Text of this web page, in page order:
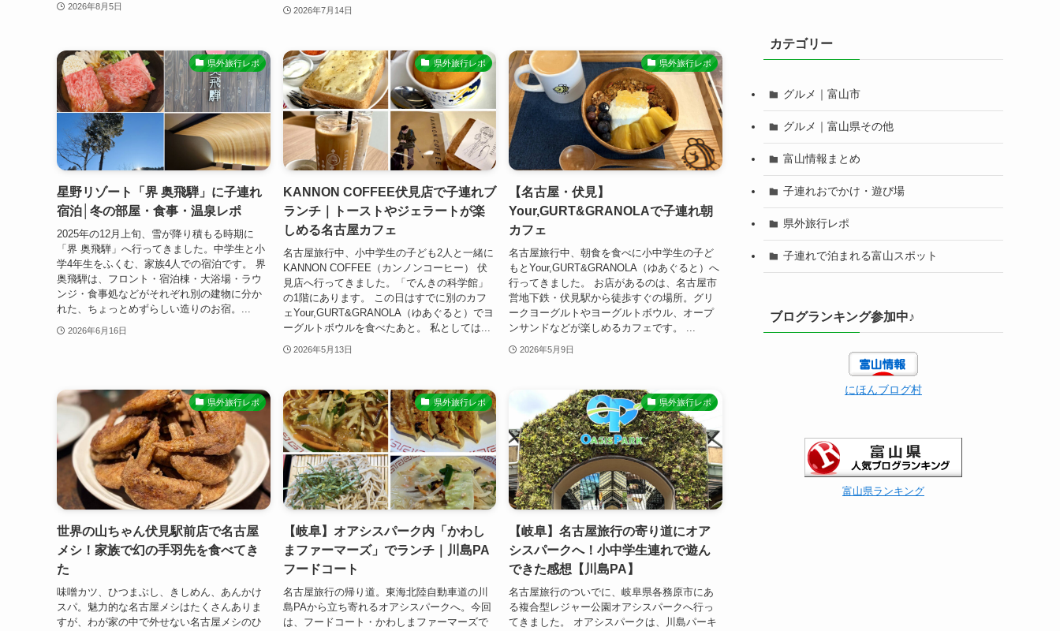
2026年8月5日 2026年7月14日
県外旅行レポ
星野リゾート「界 奥飛騨」に子連れ
宿泊│冬の部屋・食事・温泉レポ
2025年の12月上旬、雪が降り積もる時期に
「界 奥飛騨」へ行ってきました。中学生と小
学4年生をふくむ、家族4人での宿泊です。 界
奥飛騨は、フロント・宿泊棟・大浴場・ラウ
ンジ・食事処などがそれぞれ別の建物に分か
れた、ちょっとめずらしい造りのお宿。...
2026年6月16日
県外旅行レポ
KANNON COFFEE伏見店で子連れブ
ランチ｜トーストやジェラートが楽
しめる名古屋カフェ
名古屋旅行中、小中学生の子ども2人と一緒に
KANNON COFFEE（カンノンコーヒー） 伏
見店へ行ってきました。「でんきの科学館」
の1階にあります。 この日はすでに別のカフ
ェYour,GURT&GRANOLA（ゆあぐると）でヨ
ーグルトボウルを食べたあと。 私としては...
2026年5月13日
県外旅行レポ
【名古屋・伏見】
Your,GURT&GRANOLAで子連れ朝
カフェ
名古屋旅行中、朝食を食べに小中学生の子ど
もとYour,GURT&GRANOLA（ゆあぐると）へ
行ってきました。 お店があるのは、名古屋市
営地下鉄・伏見駅から徒歩すぐの場所。グリ
ークヨーグルトやヨーグルトボウル、オープ
ンサンドなどが楽しめるカフェです。 ...
2026年5月9日
県外旅行レポ
世界の山ちゃん伏見駅前店で名古屋
メシ！家族で幻の手羽先を食べてき
た
味噌カツ、ひつまぶし、きしめん、あんかけ
スパ。魅力的な名古屋メシはたくさんありま
すが、わが家の中で外せない名古屋メシのひ
県外旅行レポ
【岐阜】オアシスパーク内「かわし
まファーマーズ」でランチ｜川島PA
フードコート
名古屋旅行の帰り道。東海北陸自動車道の川
島PAから立ち寄れるオアシスパークへ。今回
は、フードコート・かわしまファーマーズで
県外旅行レポ
【岐阜】名古屋旅行の寄り道にオア
シスパークへ！小中学生連れで遊ん
できた感想【川島PA】
名古屋旅行のついでに、岐阜県各務原市にあ
る複合型レジャー公園オアシスパークへ行っ
てきました。 オアシスパークは、川島パーキ
カテゴリー
グルメ｜富山市
グルメ｜富山県その他
富山情報まとめ
子連れおでかけ・遊び場
県外旅行レポ
子連れで泊まれる富山スポット
ブログランキング参加中♪
にほんブログ村
富山県ランキング